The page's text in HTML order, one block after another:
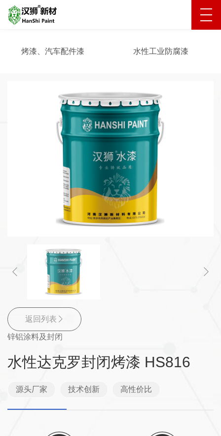
烤漆、汽车配件漆 水性工业防腐漆
返回列表
锌铝涂料及封闭
水性达克罗封闭烤漆 HS816
源头厂家 技术创新 高性价比